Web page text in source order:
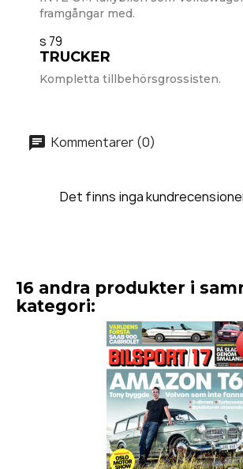
framgångar med.
s 79
TRUCKER
Kompletta tillbehörsgrossisten.
Kommentarer (0)
Det finns inga
16 andra produkter i
kategori: